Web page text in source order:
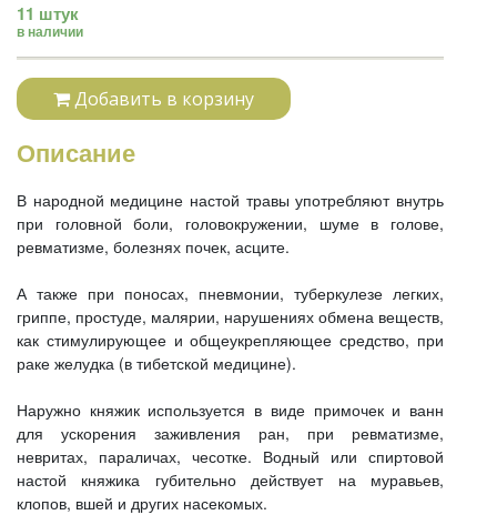
11 штук
в наличии
Добавить в корзину
Описание
В народной медицине настой травы употребляют внутрь
при головной боли, головокружении, шуме в голове,
ревматизме, болезнях почек, асците.
А также при поносах, пневмонии, туберкулезе легких,
гриппе, простуде, малярии, нарушениях обмена веществ,
как стимулирующее и общеукрепляющее средство, при
раке желудка (в тибетской медицине).
Наружно княжик используется в виде примочек и ванн
для ускорения заживления ран, при ревматизме,
невритах, параличах, чесотке. Водный или спиртовой
настой княжика губительно действует на муравьев,
клопов, вшей и других насекомых.